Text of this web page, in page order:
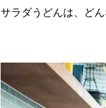
サラダうどんは、ど